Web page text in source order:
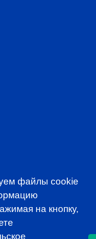
файлы cookie
на кнопку,